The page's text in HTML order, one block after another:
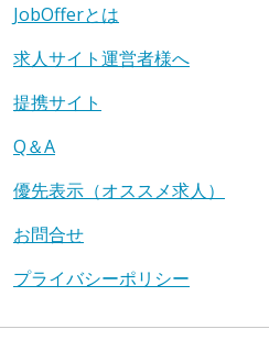
JobOfferとは
求人サイト運営者様へ
提携サイト
Q＆A
優先表示（オススメ求人）
お問合せ
プライバシーポリシー